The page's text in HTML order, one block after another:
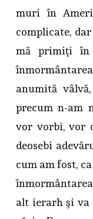
muri în
complicate,
mă primiţi în
anumită
precum n-am
vor vorbi, vor
deosebi
cum am fost,
alt ierarh şi va